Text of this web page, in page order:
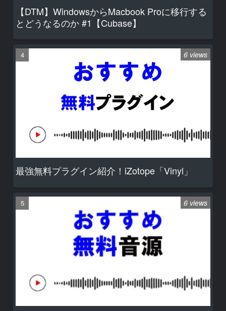
【DTM】WindowsからMacbook Proに移行する
とどうなるのか #1【Cubase】
最強無料プラグイン紹介！iZotope「Vinyl」
6 views
6 views